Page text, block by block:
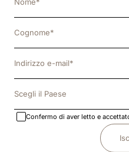
Scegli il Paese
Confermo di aver letto e